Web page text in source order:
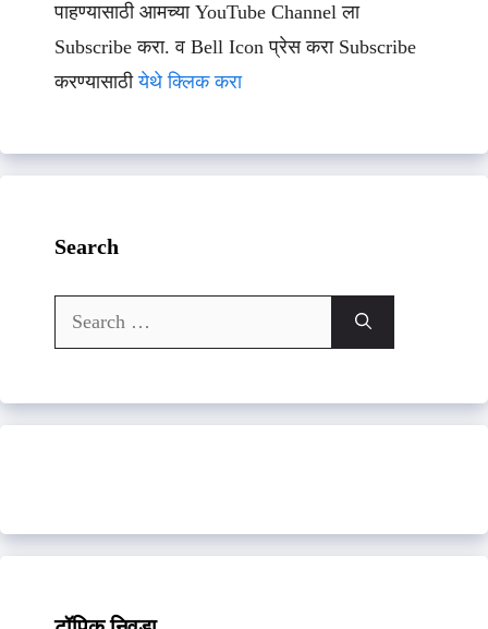
पाहण्यासाठी आमच्या YouTube Channel ला
Subscribe करा. व Bell Icon प्रेस करा Subscribe
करण्यासाठीयेथे क्लिक करा
Search
Search
for: